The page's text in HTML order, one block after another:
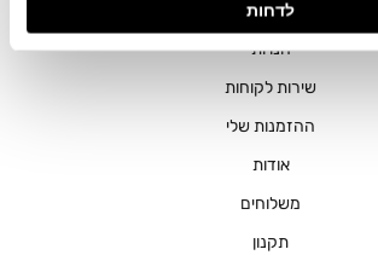
לדחות
חנויות
שירות לקוחות
ההזמנות שלי
אודות
משלוחים
תקנון